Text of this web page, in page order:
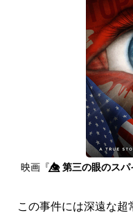
映画『👁️⃤第三の眼のスパ
この事件には深遠な